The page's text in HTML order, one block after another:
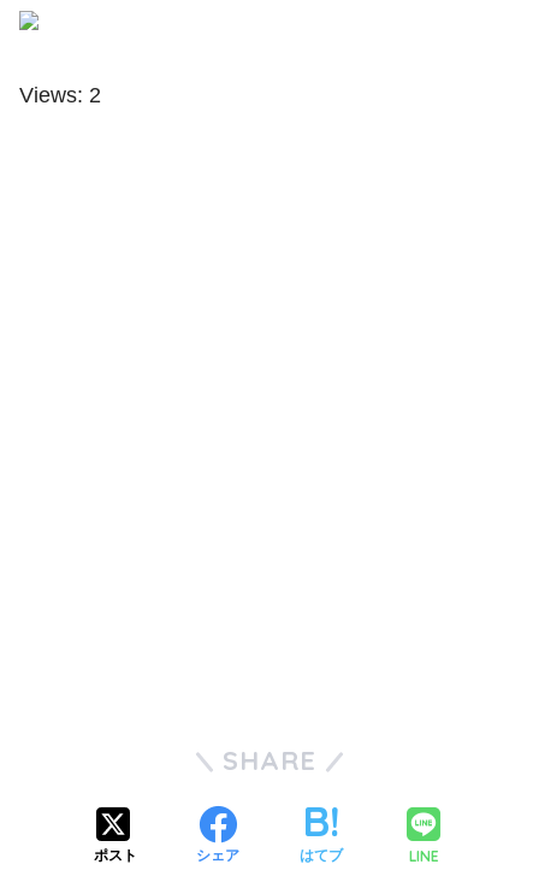
Views: 2
SHARE
ポスト シェア はてブ LINE